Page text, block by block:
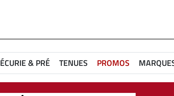
ÉCURIE & PRÉ TENUES PROMOS